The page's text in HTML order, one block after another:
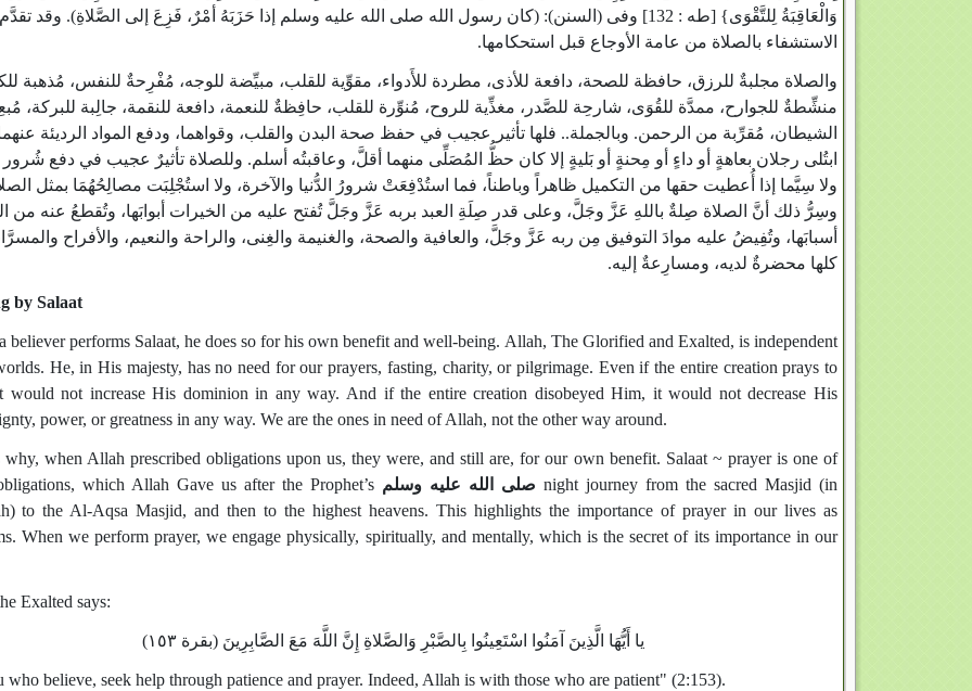
وَالْعَاقِبَةُ لِلتَّقْوَى‏}‏ ‏[‏طه ‏:‏ 132‏]‏ وفى ‏(‏السنن‏)‏‏:‏ ‏(‏كان رسول الله صلى الله عليه وسلم إذا حَزَبَهُ أمْرٌ، فَزِعَ إلى الصَّلاةِ‏)‏‏.‏ وقد
الاستشفاء بالصلاة من عامة الأوجاع قبل استحكامها‏.‏
والصلاة مجلبةٌ للرزق، حافظة للصحة، دافعة للأذى، مطردة للأَدواء، مقوِّية للقلب، مبيِّضة للوجه، مُفْرِحةٌ للنفس، مُذهبة
منشِّطةٌ للجوارح، ممدَّة للقُوَى، شارحِة للصَّدر، مغذِّية للروح، مُنوِّرة للقلب، حافِظةٌ للنعمة، دافعة للنقمة، جالِبة للبركة،
الشيطان، مُقرِّبة من الرحمن‏.‏ وبالجملة‏.‏‏.‏ فلها تأثير عجيب في حفظ صحة البدن والقلب، وقواهما، ودفع المواد الرديئة
ابتُلى رجلان بعاهةٍ أو داءٍ أو مِحنةٍ أو بَليةٍ إلا كان حظُّ المُصَلِّى منهما أقلَّ، وعاقبتُه أسلم‏.‏ وللصلاة تأثيرٌ عجيب في دفع شُرور
ولا سِيَّما إذا أُعطيت حقها من التكميل ظاهراً وباطناً، فما استُدْفِعَتْ شرورُ الدُّنيا والآخرة، ولا استُجْلِبَت مصالِحُهُمَا بمثل
وسِرُّ ذلك أنَّ الصلاة صِلةٌ باللهِ عَزَّ وجَلَّ، وعلى قدر صِلَةِ العبد بربه عَزَّ وجَلَّ تُفتح عليه من الخيرات أبوابَها، وتُقطعُ عنه من
أسبابَها، وتُفِيضُ عليه موادَ التوفيق مِن ربه عَزَّ وجَلَّ، والعافية والصحة، والغنيمة والغِنى، والراحة والنعيم، والأفراح
كلها محضرةٌ لديه، ومسارِعةٌ إليه‏.‏
by Salaat
believer performs Salaat, he does so for his own benefit and well-being. Allah, The Glorified and Exalted, is independent
He, in His majesty, has no need for our prayers, fasting, charity, or pilgrimage. Even if the entire creation prays to
would not increase His dominion in any way. And if the entire creation disobeyed Him, it would not decrease His
power, or greatness in any way. We are the ones in need of Allah, not the other way around.
why, when Allah prescribed obligations upon us, they were, and still are, for our own benefit. Salaat ~ prayer is one of
which Allah Gave us after the Prophet’s صلى الله عليه وسلم night journey from the sacred Masjid (in
to the Al-Aqsa Masjid, and then to the highest heavens. This highlights the importance of prayer in our lives as
When we perform prayer, we engage physically, spiritually, and mentally, which is the secret of its importance in our
Exalted says:
who believe, seek help through patience and prayer. Indeed, Allah is with those who are patient" (2:153).